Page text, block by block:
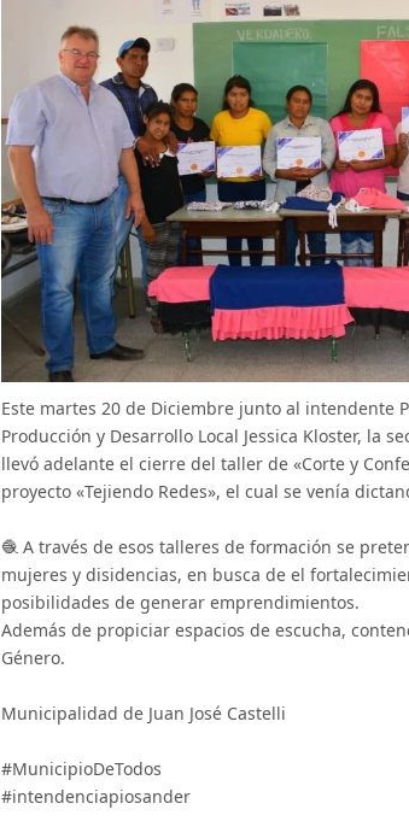
Este martes 20 de Diciembre junto al intendente
Producción y Desarrollo Local Jessica Kloster, la
llevó adelante el cierre del taller de «Corte y
proyecto «Tejiendo Redes», el cual se venía
🧶 A través de esos talleres de formación se
mujeres y disidencias, en busca de el
posibilidades de generar emprendimientos.
Además de propiciar espacios de escucha,
Género.
Municipalidad de Juan José Castelli
#MunicipioDeTodos
#intendenciapiosander